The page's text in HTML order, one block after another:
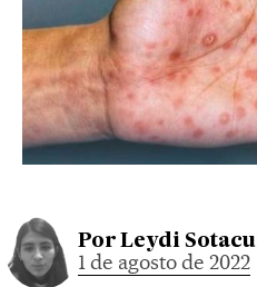
Por Leydi
1 de agosto de 2022